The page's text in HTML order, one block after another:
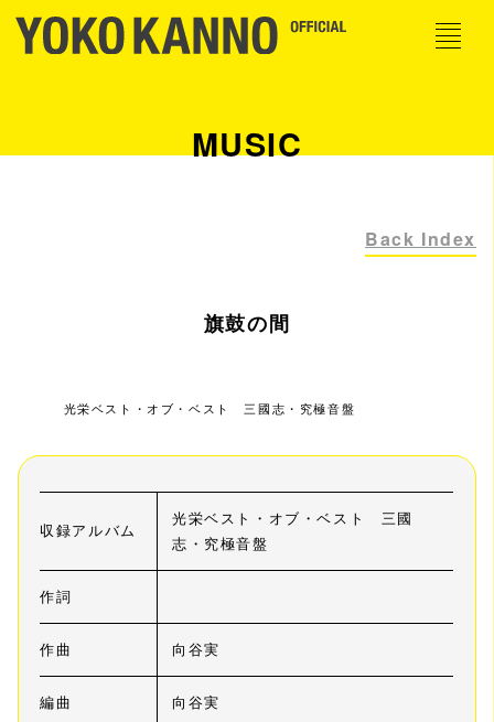
MUSIC
Back Index
旗鼓の間
光栄ベスト・オブ・ベスト 三國志・究極音盤
収録アルバム
光栄ベスト・オブ・ベスト 三國
志・究極音盤
作詞
作曲 向谷実
編曲 向谷実